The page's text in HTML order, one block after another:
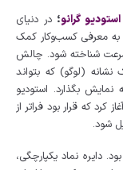
استودیو گرانو؛ در دنیای
به معرفی کسب‌وکار کمک
سرعت شناخته شود. چالش
(لوگو) که بتواند
بگذارد. استودیو
کرد که قرار بود فراتر از
شود.
دایره نماد یکپارچگی،